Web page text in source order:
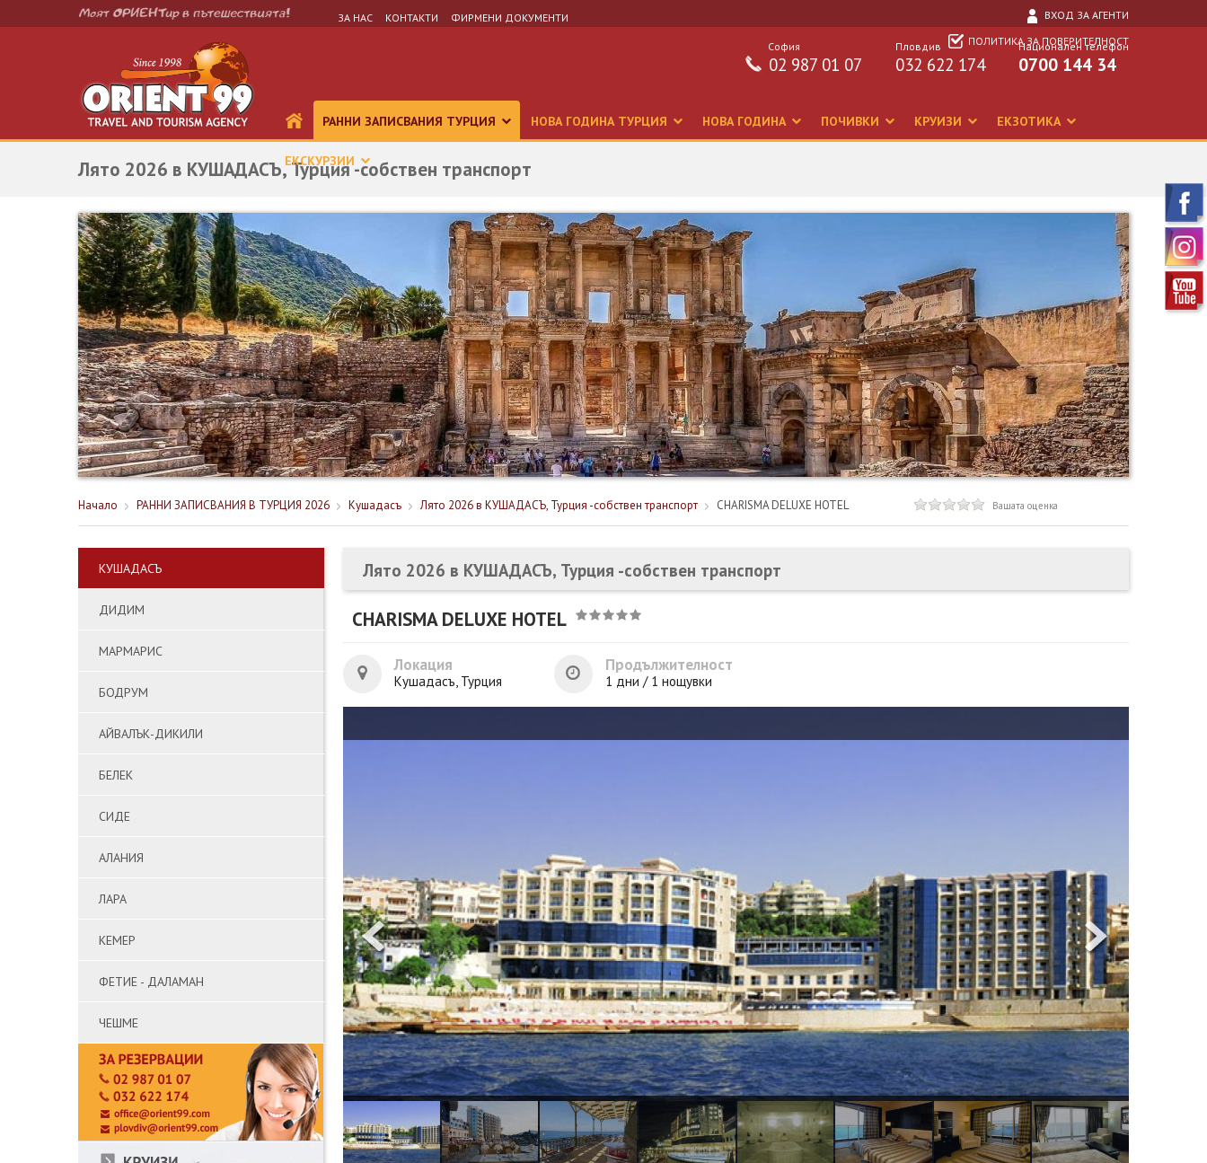
ЗА НАС КОНТАКТИ ФИРМЕНИ ДОКУМЕНТИ
ВХОД ЗА АГЕНТИ
ПОЛИТИКА ЗА ПОВЕРИТЕЛНОСТ
Национален телефон
0700 144 34
Пловдив
032 622 174
София
02 987 01 07
РАННИ ЗАПИСВАНИЯ ТУРЦИЯ НОВА ГОДИНА ТУРЦИЯ НОВА ГОДИНА ПОЧИВКИ КРУИЗИ ЕКЗОТИКА
ЕКСКУРЗИИ
Лято 2026 в КУШАДАСЪ, Турция -собствен транспорт
Начало РАННИ ЗАПИСВАНИЯ В ТУРЦИЯ 2026 Кушадасъ Лято 2026 в КУШАДАСЪ, Турция -собствен транспорт CHARISMA DELUXE HOTEL Вашата оценка
КУШАДАСЪ
ДИДИМ
МАРМАРИС
БОДРУМ
АЙВАЛЪК-ДИКИЛИ
БЕЛЕК
СИДЕ
АЛАНИЯ
ЛАРА
КЕМЕР
ФЕТИЕ - ДАЛАМАН
ЧЕШМЕ
Лято 2026 в КУШАДАСЪ, Турция -собствен транспорт
CHARISMA DELUXE HOTEL
Локация
Кушадасъ, Турция
Продължителност
1 дни / 1 нощувки